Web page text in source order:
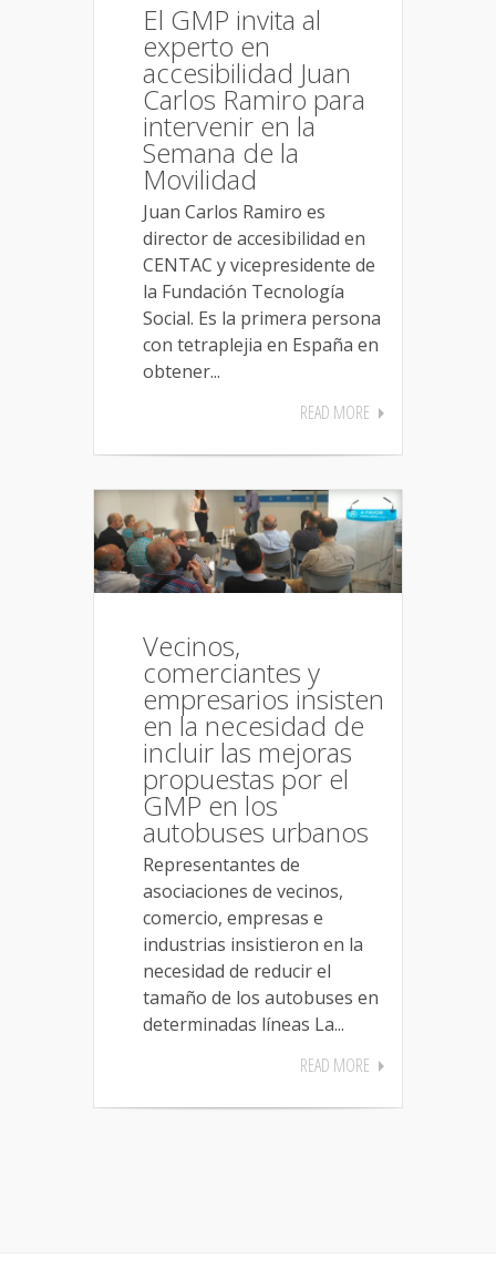
El GMP invita al
experto en
accesibilidad Juan
Carlos Ramiro para
intervenir en la
Semana de la
Movilidad
Juan Carlos Ramiro es
director de accesibilidad en
CENTAC y vicepresidente de
la Fundación Tecnología
Social. Es la primera persona
con tetraplejia en España en
obtener...
READ MORE
Vecinos,
comerciantes y
empresarios insisten
en la necesidad de
incluir las mejoras
propuestas por el
GMP en los
autobuses urbanos
Representantes de
asociaciones de vecinos,
comercio, empresas e
industrias insistieron en la
necesidad de reducir el
tamaño de los autobuses en
determinadas líneas La...
READ MORE